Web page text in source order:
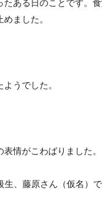
ある日のことです。
ました。
うでした。
情がこわばりました。
生、藤原さん（仮名）